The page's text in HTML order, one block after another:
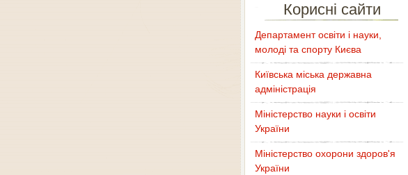
Корисні сайти
Департамент освіти і науки,
молоді та спорту Києва
Київська міська державна
адміністрація
Міністерство науки і освіти
України
Міністерство охорони здоров'я
України